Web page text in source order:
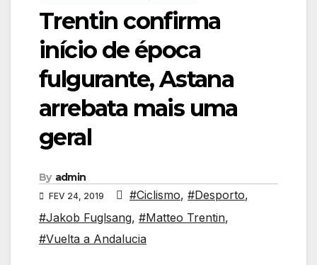
Trentin confirma
início de época
fulgurante, Astana
arrebata mais uma
geral
By admin
FEV 24, 2019 #Ciclismo, #Desporto,
#Jakob Fuglsang, #Matteo Trentin,
#Vuelta a Andalucia